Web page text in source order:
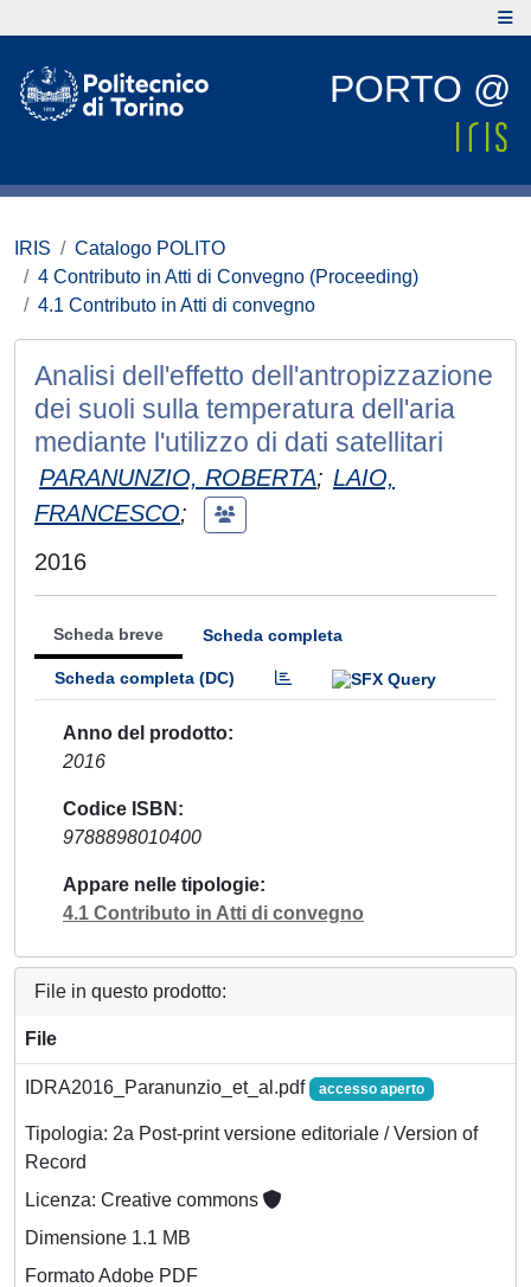
PORTO @
IRIS
Catalogo POLITO
4 Contributo in Atti di Convegno (Proceeding)
4.1 Contributo in Atti di convegno
Analisi dell'effetto dell'antropizzazione
dei suoli sulla temperatura dell'aria
mediante l'utilizzo di dati satellitari
PARANUNZIO, ROBERTA; LAIO,
FRANCESCO;
2016
Scheda breve Scheda completa
Scheda completa (DC)
Anno del prodotto
2016
Codice ISBN
9788898010400
Appare nelle tipologie
4.1 Contributo in Atti di convegno
File in questo prodotto:
File
IDRA2016_Paranunzio_et_al.pdf accesso aperto
Tipologia: 2a Post-print versione editoriale / Version of
Record
Licenza: Creative commons
Dimensione 1.1 MB
Formato Adobe PDF